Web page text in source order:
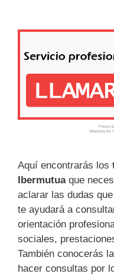
Aquí encontrarás los
Ibermutuaque
aclarar las dudas
te ayudará a
orientación
sociales,
También conocerás
hacer consultas por